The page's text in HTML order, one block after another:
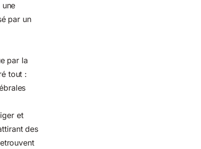
par un
par la
tout :
et
des